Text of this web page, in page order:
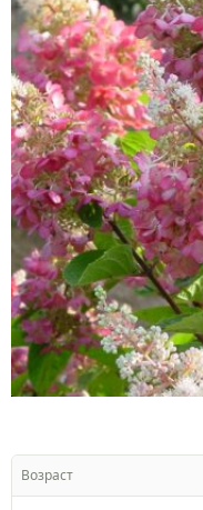
Возраст